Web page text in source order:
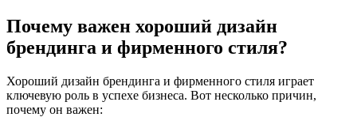
Почему важен хороший дизайн
брендинга и фирменного стиля?
Хороший дизайн брендинга и фирменного стиля играет
ключевую роль в успехе бизнеса. Вот несколько причин,
почему он важен: